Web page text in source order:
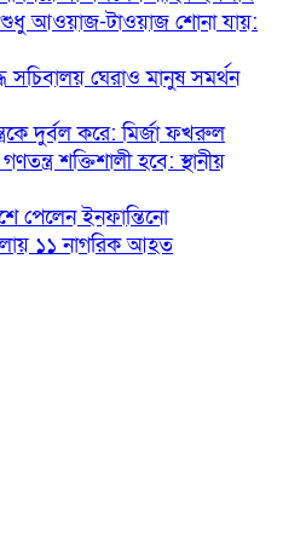
শুধু আওয়াজ-টাওয়াজ শোনা যায়:
সচিবালয় ঘেরাও মানুষ সমর্থন
দুর্বল করে: মির্জা ফখরুল
শক্তিশালী হবে: স্থানীয়
পেলেন ইনফান্তিনো
১১ নাগরিক আহত